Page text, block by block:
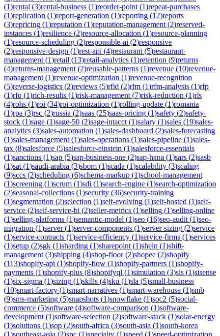
(1)rental (3)rental-business (1)reorder-point (1)repeat-purchases
(1)replication (1)report-generation (1)reporting (12)reports
(3)repricing (1)reputation (1)reputation-management (2)reserved-
instances (1)resilience (2)resource-allocation (1)resource-planning
(1)resource-scheduling (2)responsible-ai (2)responsive
(2)responsive-design (1)rest-api (4)restaurant (5)restaurant-
management (1)retail (13)retail-analytics (1)retention (9)returns
(4)returns-management (2)reusable-patterns (1)revenue (10)revenue-
management (1)revenue-optimization (1)revenue-recognition
(5)reverse-logistics (2)reviews (5)rfid (2)rfm (1)rfm-analysis (1)rfp
(1)rfq (1)rich-results (1)risk-management (7)risk-reduction (1)rls
(4)rohs (1)roi (34)roi-optimization (1)rolling-update (1)romania
(1)rpa (3)rsc (2)russia (2)saas (25)saas-pricing (1)safety (2)safety-
stock (1)sage (1)sage-50 (2)sage-intacct (1)salary (1)sales (19)sales-
analytics (3)sales-automation (1)sales-dashboard (2)sales-forecasting
(1)sales-management (1)sales-operations (1)sales-pipeline (1)sales-
tax (8)salesforce (5)salesforce-einstein (1)salesforce-essentials
(1)sanctions (1)sap (5)sap-business-one (2)sap-hana (1)sars (2)sasb
(1)sat (1)saudi-arabia (3)sbom (1)scada (1)scalability (3)scaling
(9)sccs (2)scheduling (6)schema-markup (1)school-management
(1)screening (1)scrum (1)sdi (1)search-engine (1)search-optimization
(2)seasonal-collections (1)security (36)security-training
(1)segmentation (2)selection (1)self-evolving (1)self-hosted (1)self-
service (2)self-service-bi (2)seller-metrics (1)selling (1)selling-online
(1)selling-platforms (1)semantic-model (1)seo (16)seo-audit (1)seo-
migration (1)server(1)server-components (1)server-sizing (2)service
(1)service-contracts (1)service-efficiency (1)service-firms (1)services
(1)setup (2)sgk (1)sharding (1)sharepoint (1)shein (1)shift-
management (3)shipping (4)shop-floor(2)shopee (2)shopify
(113)shopify-api (1)shopify-flow (1)shopify-partners (1)shopify-
payments (1)shopify-plus (8)shopifyql (1)simulation (3)sis (1)sisense
(1)six-sigma (1)sizing (1)skills (4)sku (1)sla (5)small-business
(10)smart-factory (1)smart-narratives (1)smart-warehouse (1)smb
(9)sms-marketing (5)snapshots (1)snowflake (1)soc2 (5)social-
commerce (5)software (4)software-comparison (1)software-
development (1)software-selection (2)software-stack (1)solar-energy
(1)solutions (1)sop (2)south-africa (3)south-asia (1)south-korea
(1)southeast-asia (2)spc (1)specialty (1)speed (1)speed-optimization